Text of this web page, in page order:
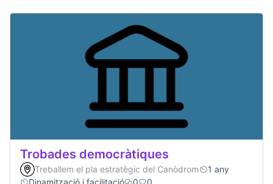
Trobades democràtiques
Treballem el pla estratègic del Canòdrom
1 any
Dinamització i facilitació
0 0